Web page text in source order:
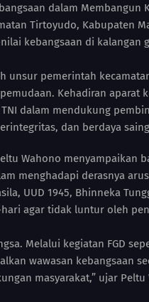
dalam Membangun
Tirtoyudo, Kabupaten
kebangsaan di kalangan
unsur pemerintah
Kehadiran aparat
dalam mendukung
dan berdaya
Wahono menyampaikan
menghadapi derasnya
UUD 1945, Bhinneka
agar tidak luntur oleh
Melalui kegiatan FGD
wawasan kebangsaan
masyarakat,” ujar Peltu